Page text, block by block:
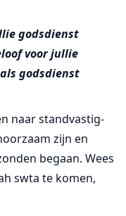
godsdienst
voor jullie
godsdienst
naar standvastig-
zijn en
begaan. Wees
swta te komen,